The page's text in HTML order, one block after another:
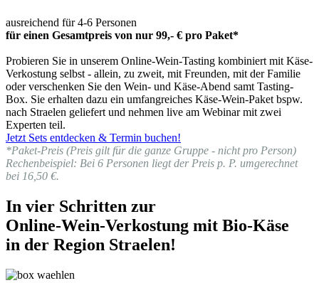
ausreichend für 4-6 Personen
für einen Gesamtpreis von nur 99,- € pro Paket*
Probieren Sie in unserem Online-Wein-Tasting kombiniert mit Käse-
Verkostung selbst - allein, zu zweit, mit Freunden, mit der Familie
oder verschenken Sie den Wein- und Käse-Abend samt Tasting-
Box. Sie erhalten dazu ein umfangreiches Käse-Wein-Paket bspw.
nach Straelen geliefert und nehmen live am Webinar mit zwei
Experten teil.
Jetzt Sets entdecken & Termin buchen!
*Paket-Preis (Preis gilt für die ganze Gruppe - nicht pro Person)
Rechenbeispiel: Bei 6 Personen liegt der Preis p. P. umgerechnet
bei 16,50 €.
In vier Schritten zur
Online-Wein-Verkostung mit Bio-Käse
in der Region Straelen!